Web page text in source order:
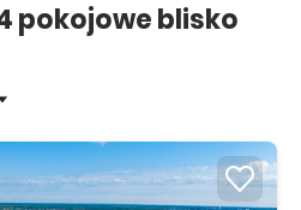
pokojowe blisko